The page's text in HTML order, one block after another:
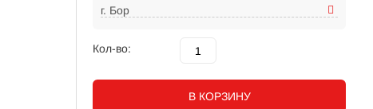
г. Бор
Кол-во:
В КОРЗИНУ